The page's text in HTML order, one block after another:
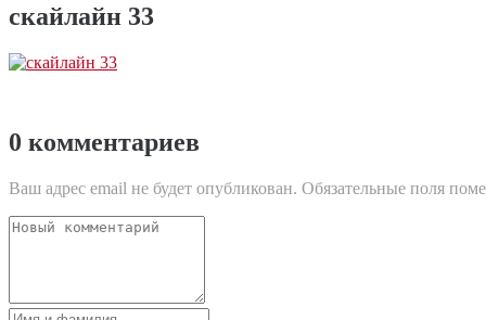
скайлайн 33
0 комментариев
Ваш адрес email не будет опубликован. Обязательные поля
Ваш
Имя